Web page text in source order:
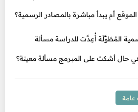
أم يبدأ مباشرة بالمصادر الرسمية؟
المُطَوَّلَة أُعِدَّت للدراسة مسألة
حال أشكت على المبرمج مسألة معينة؟
عامة